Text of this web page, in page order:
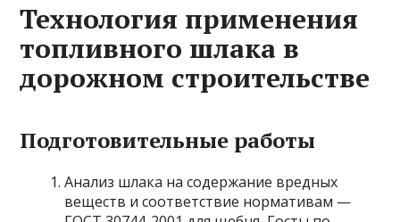
Технология применения
топливного шлака в
дорожном строительстве
Подготовительные работы
Анализ шлака на содержание вредных
веществ и соответствие нормативам —